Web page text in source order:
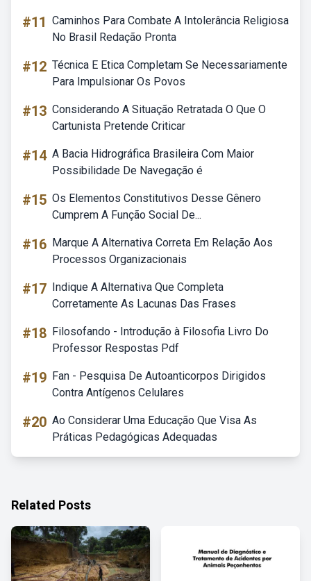
#11 Caminhos Para Combate A Intolerância Religiosa
No Brasil Redação Pronta
#12 Técnica E Etica Completam Se Necessariamente
Para Impulsionar Os Povos
#13 Considerando A Situação Retratada O Que O
Cartunista Pretende Criticar
#14 A Bacia Hidrográfica Brasileira Com Maior
Possibilidade De Navegação é
#15 Os Elementos Constitutivos Desse Gênero
Cumprem A Função Social De...
#16 Marque A Alternativa Correta Em Relação Aos
Processos Organizacionais
#17 Indique A Alternativa Que Completa
Corretamente As Lacunas Das Frases
#18 Filosofando - Introdução à Filosofia Livro Do
Professor Respostas Pdf
#19 Fan - Pesquisa De Autoanticorpos Dirigidos
Contra Antígenos Celulares
#20 Ao Considerar Uma Educação Que Visa As
Práticas Pedagógicas Adequadas
Related Posts